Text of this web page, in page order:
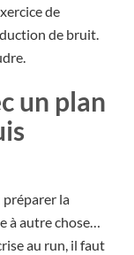
de
de bruit.
un plan
préparer la
à autre chose…
au run, il faut